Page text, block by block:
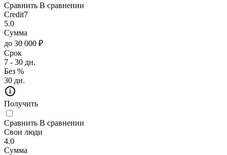
Сравнить В сравнении
Credit7
5.0
Сумма
до 30 000 ₽
Срок
7 - 30 дн.
Без %
30 дн.
Получить
Сравнить В сравнении
Свои люди
4.0
Сумма